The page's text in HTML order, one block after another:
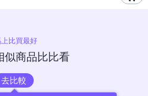
上比買最好
似商品比比看
去比較